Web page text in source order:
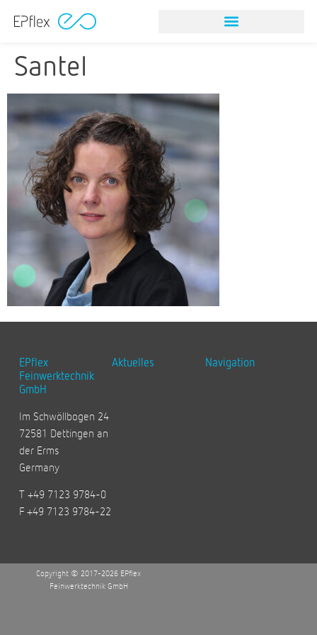
Santel
EPflex
Feinwerktechnik
GmbH
Im Schwöllbogen 24
72581 Dettingen an
der Erms
Germany
T +49 7123 9784-0
F +49 7123 9784-22
Aktuelles Navigation
Copyright © 2017-2026 EPflex
Feinwerktechnik GmbH